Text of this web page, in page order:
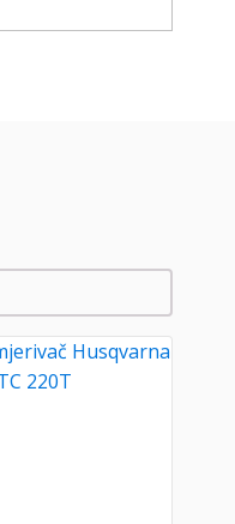
Husqvarna
220T